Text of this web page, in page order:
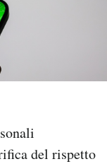
del rispetto